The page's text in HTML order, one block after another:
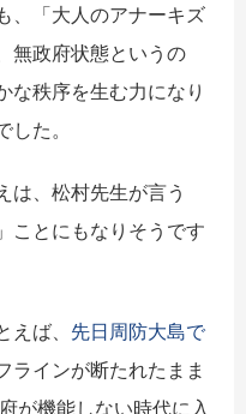
、「大人のアナーキズ
無政府状態というの
な秩序を生む力になり
た。
、松村先生が言う
ことにもなりそうです
ば、 先日周防大島で
ラインが断たれたまま
が機能しない時代に入